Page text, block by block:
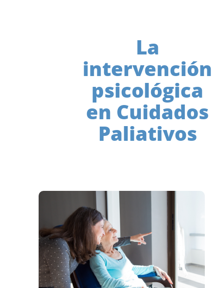
La
intervención
psicológica
en Cuidados
Paliativos